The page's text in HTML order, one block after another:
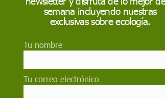
tóxica para realizar papel térmico con
azúcares vegetales pueden sustituir al BPA en el papel
etiquetas, con buen rendimiento, menor impacto
ambiental y potencial industrial
semana incluyendo nuestras
exclusivas sobre ecología.
Tu nombre
Tu correo electrónico